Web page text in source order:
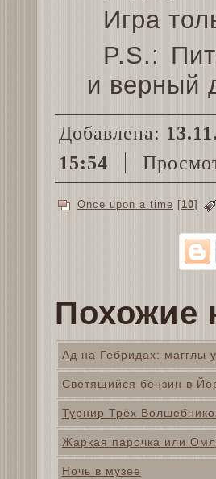
Игра
P.S.:
и верный
Добавлена:
15:54
Once upon a time [10]
Похожие
Ад на Гебридах: магглы
Светящийся бензин в
Турнир Трёх
Жаркая парочка или
Ночь в музее